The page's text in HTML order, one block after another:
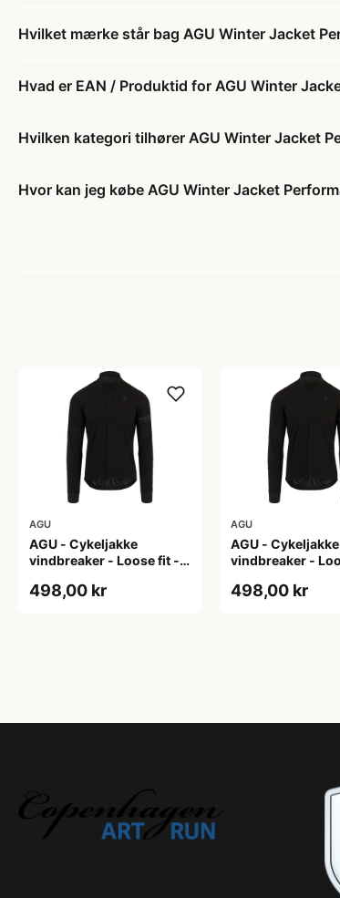
Hvilket mærke står bag AGU Winter Jacket
Hvad er EAN / Produktid for AGU Winter
Hvilken kategori tilhører AGU Winter Jacket
Hvor kan jeg købe AGU Winter Jacket
AGU
AGU - Cykeljakke
vindbreaker - Loose fit -
498,00 kr
AGU
AGU - Cykeljakke
vindbreaker -
498,00 kr